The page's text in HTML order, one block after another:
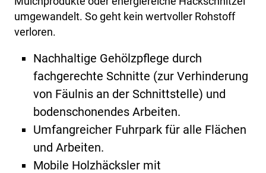
umgewandelt. So geht kein wertvoller Rohstoff
verloren.
Nachhaltige Gehölzpflege durch
fachgerechte Schnitte (zur Verhinderung
von Fäulnis an der Schnittstelle) und
bodenschonendes Arbeiten.
Umfangreicher Fuhrpark für alle Flächen
und Arbeiten.
Mobile Holzhäcksler mit